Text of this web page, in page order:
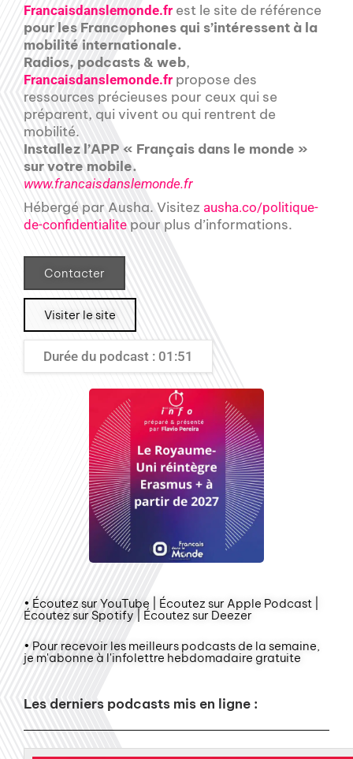
Francaisdanslemonde.fr est le site de référence
pour les Francophones qui s’intéressent à la
mobilité internationale.
Radios, podcasts & web,
Francaisdanslemonde.fr propose des
ressources précieuses pour ceux qui se
préparent, qui vivent ou qui rentrent de
mobilité.
Installez l’APP « Français dans le monde »
sur votre mobile.
www.francaisdanslemonde.fr
Hébergé par Ausha. Visitez ausha.co/politique-
de-confidentialite pour plus d’informations.
Contacter
Visiter le site
Durée du podcast : 01:51
• Écoutez sur YouTube | Écoutez sur Apple Podcast |
Écoutez sur Spotify | Écoutez sur Deezer
• Pour recevoir les meilleurs podcasts de la semaine,
je m'abonne à l'infolettre hebdomadaire gratuite
Les derniers podcasts mis en ligne :